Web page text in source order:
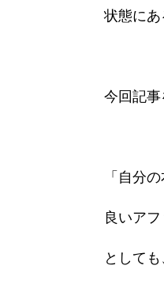
状態にあ
今回記事
「自分
良いア
として